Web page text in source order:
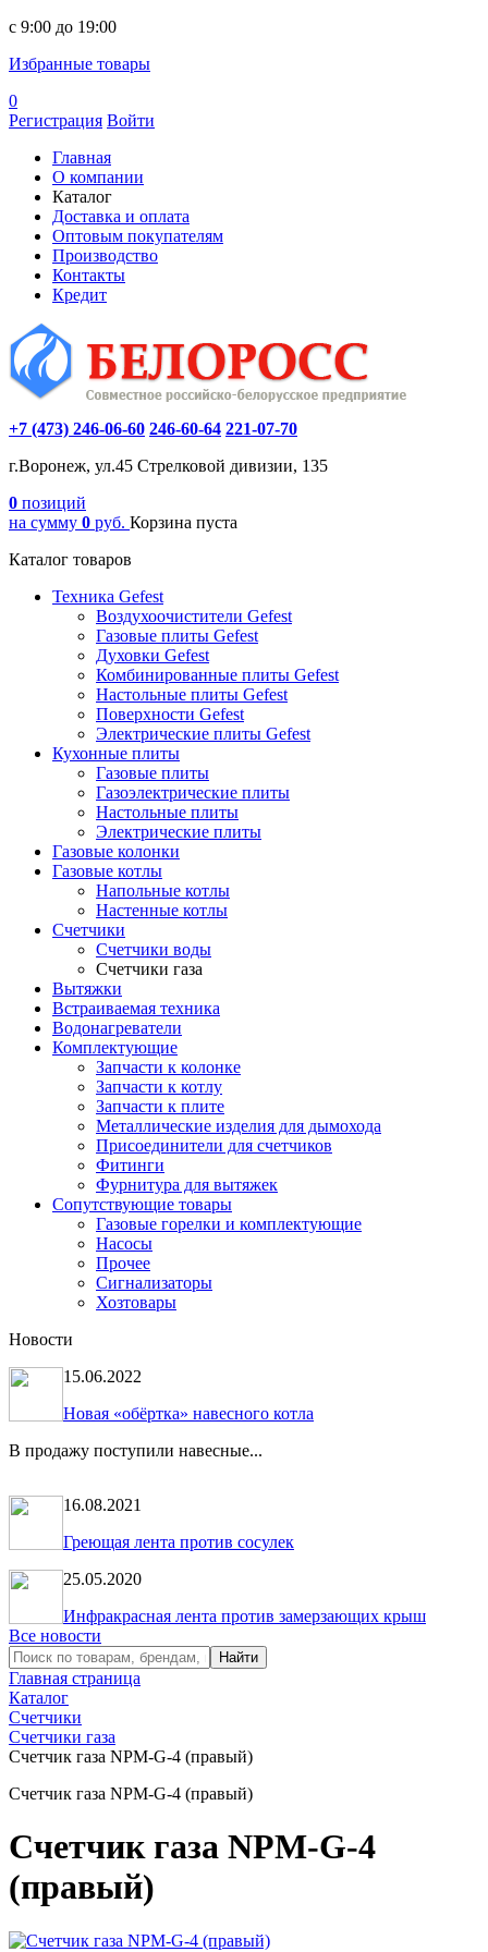
c 9:00 до 19:00
Избранные товары
0
Регистрация Войти
Главная
О компании
Каталог
Доставка и оплата
Оптовым покупателям
Производство
Контакты
Кредит
+7 (473) 246-06-60 246-60-64 221-07-70
г.Воронеж, ул.45 Стрелковой дивизии, 135
0 позиций
на сумму 0 руб. Корзина пуста
Каталог товаров
Техника Gefest
Воздухоочистители Gefest
Газовые плиты Gefest
Духовки Gefest
Комбинированные плиты Gefest
Настольные плиты Gefest
Поверхности Gefest
Электрические плиты Gefest
Кухонные плиты
Газовые плиты
Газоэлектрические плиты
Настольные плиты
Электрические плиты
Газовые колонки
Газовые котлы
Напольные котлы
Настенные котлы
Счетчики
Счетчики воды
Счетчики газа
Вытяжки
Встраиваемая техника
Водонагреватели
Комплектующие
Запчасти к колонке
Запчасти к котлу
Запчасти к плите
Металлические изделия для дымохода
Присоединители для счетчиков
Фитинги
Фурнитура для вытяжек
Сопутствующие товары
Газовые горелки и комплектующие
Насосы
Прочее
Сигнализаторы
Хозтовары
Новости
15.06.2022
Новая «обёртка» навесного котла
В продажу поступили навесные...
16.08.2021
Греющая лента против сосулек
25.05.2020
Инфракрасная лента против замерзающих крыш
Все новости
Главная страница
Каталог
Счетчики
Счетчики газа
Счетчик газа NPM-G-4 (правый)
Счетчик газа NPM-G-4 (правый)
Счетчик газа NPM-G-4
(правый)